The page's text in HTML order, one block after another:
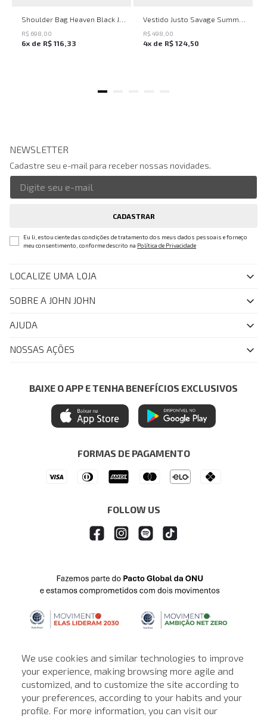
We use cookies and similar technologies to improve
your experience, making browsing more agile and
customized, and to customize the site according to
your preferences, according to your habits and your
profile. For more information, you can visit our
UN
R$ 698 00
6x de R$ 116,33
PP P M G
R$ 498 00
4x de R$ 124,50
NEWSLETTER
Cadastre seu e-mail para receber nossas novidades.
CADASTRAR
Eu li, estou ciente das condições de tratamento dos meus dados pessoais e forneço
meu consentimento, conforme descrito na Política de Privacidade
LOCALIZE UMA LOJA
SOBRE A JOHN JOHN
Quem Somos
John John Club
Painel de Privacidade
Central de Preferências
Ética e Sustentabilidade
AJUDA
FAQ
Regulamentos
Seja um Revendedor
NOSSAS AÇÕES
Azul Fidelidade
Mastercard
Itau Personnalite
BAIXE O APP E TENHA BENEFÍCIOS EXCLUSIVOS
FORMAS DE PAGAMENTO
FOLLOW US
© © Copyright 2000-2026 - Todos os direitos reservados. A Loja de